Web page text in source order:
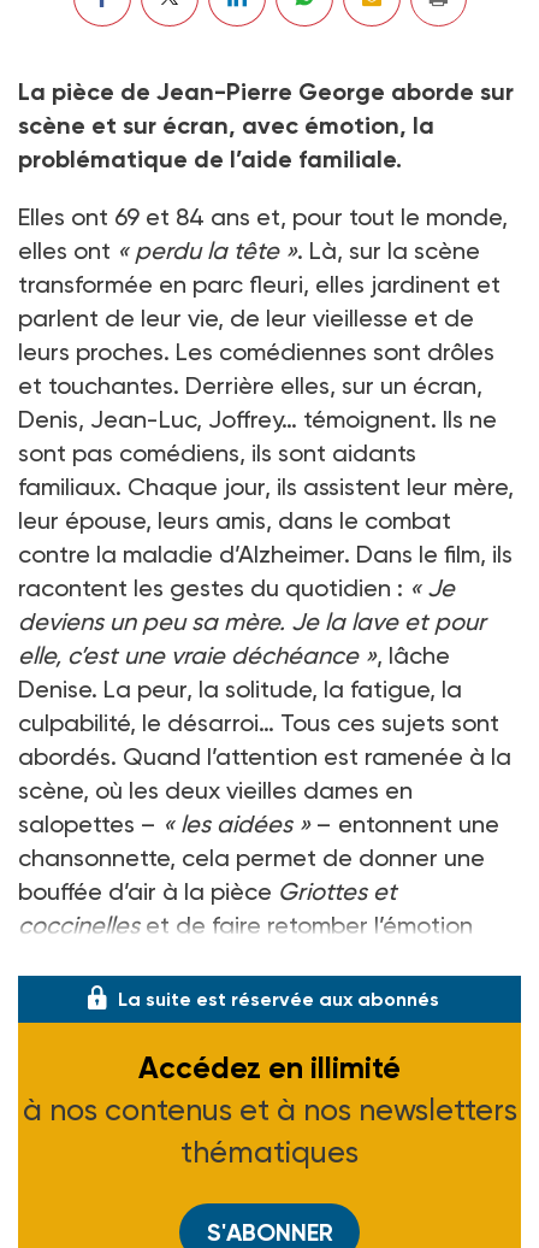
La pièce de Jean-Pierre George aborde sur
scène et sur écran, avec émotion, la
problématique de l’aide familiale.
Elles ont 69 et 84 ans et, pour tout le monde,
elles ont « perdu la tête ». Là, sur la scène
transformée en parc fleuri, elles jardinent et
parlent de leur vie, de leur vieillesse et de
leurs proches. Les comédiennes sont drôles
et touchantes. Derrière elles, sur un écran,
Denis, Jean-Luc, Joffrey… témoignent. Ils ne
sont pas comédiens, ils sont aidants
familiaux. Chaque jour, ils assistent leur mère,
leur épouse, leurs amis, dans le combat
contre la maladie d’Alzheimer. Dans le film, ils
racontent les gestes du quotidien : « Je
deviens un peu sa mère. Je la lave et pour
elle, c’est une vraie déchéance », lâche
Denise. La peur, la solitude, la fatigue, la
culpabilité, le désarroi… Tous ces sujets sont
abordés. Quand l’attention est ramenée à la
scène, où les deux vieilles dames en
salopettes – « les aidées »– entonnent une
chansonnette, cela permet de donner une
bouffée d’air à la pièce Griottes et
coccinelleset de faire retomber l’émotion
La suite est réservée aux abonnés
Accédez en illimité
à nos contenus et à nos newsletters
thématiques
S'ABONNER